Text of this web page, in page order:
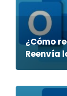
¿Cómo
Reenvía